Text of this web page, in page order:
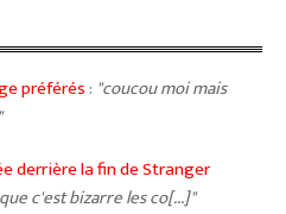
préférés: "coucou moi mais
derrière la fin de Stranger
c'est bizarre les co[...]"